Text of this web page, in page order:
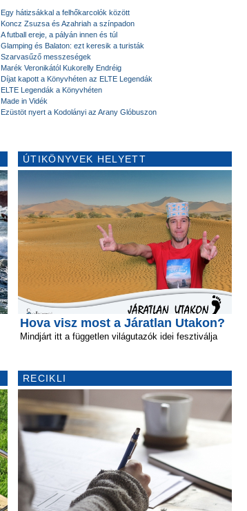
Egy hátizsákkal a felhőkarcolók között
Koncz Zsuzsa és Azahriah a színpadon
A futball ereje, a pályán innen és túl
Glamping és Balaton: ezt keresik a turisták
Szarvasűző messzeségek
Marék Veronikától Kukorelly Endréig
Díjat kapott a Könyvhéten az ELTE Legendák
ELTE Legendák a Könyvhéten
Made in Vidék
Ezüstöt nyert a Kodolányi az Arany Glóbuszon
ÚTIKÖNYVEK HELYETT
Hova visz most a Járatlan Utakon?
Mindjárt itt a független világutazók idei fesztiválja
RECIKLI